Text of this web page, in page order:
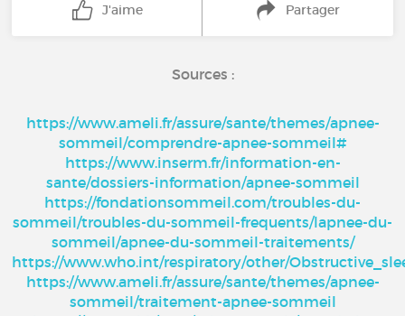
J'aime Partager
Sources :
https://www.ameli.fr/assure/sante/themes/apnee-
sommeil/comprendre-apnee-sommeil#
https://www.inserm.fr/information-en-
sante/dossiers-information/apnee-sommeil
https://fondationsommeil.com/troubles-du-
sommeil/troubles-du-sommeil-frequents/lapnee-du-
sommeil/apnee-du-sommeil-traitements/
https://www.who.int/respiratory/other/
https://www.ameli.fr/assure/sante/themes/apnee-
sommeil/traitement-apnee-sommeil